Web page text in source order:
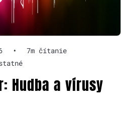
•
7m čítanie
Hudba a vírusy